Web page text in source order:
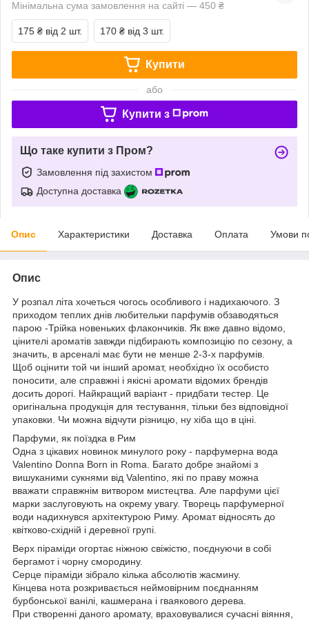
Мінімальна сума замовлення на сайті — 450 ₴
175 ₴ від 2 шт. 170 ₴ від 3 шт.
Купити
або
Купити з
Що таке купити з Пром?
Замовлення під захистом
Доступна доставка
Опис Характеристики Доставка Оплата Умови
Опис
У розпал літа хочеться чогось особливого і надихаючого. З
приходом теплих днів любительки парфумів обзаводяться
парою -Трійка новеньких флакончиків. Як вже давно відомо,
цінителі ароматів завжди підбирають композицію по сезону, а
значить, в арсеналі має бути не менше 2-3-х парфумів.
Щоб оцінити той чи інший аромат, необхідно їх особисто
поносити, але справжні і якісні аромати відомих брендів
досить дорогі. Найкращий варіант - придбати тестер. Це
оригінальна продукція для тестування, тільки без відповідної
упаковки. Чи можна відчути різницю, ну хіба що в ціні.
Парфуми, як поїздка в Рим
Одна з цікавих новинок минулого року - парфумерна вода
Valentino Donna Born in Roma. Багато добре знайомі з
вишуканими сукнями від Valentino, які по праву можна
вважати справжнім витвором мистецтва. Але парфуми цієї
марки заслуговують на окрему увагу. Творець парфумерної
води надихнувся архітектурою Риму. Аромат відносять до
квітково-східній і деревної групі.
Верх піраміди огортає ніжною свіжістю, поєднуючи в собі
бергамот і чорну смородину.
Серце піраміди зібрало кілька абсолютів жасмину.
Кінцева нота розкривається неймовірним поєднанням
бурбонської ванілі, кашмерана і гваякового дерева.
При створенні даного аромату, враховувалися сучасні віяння,